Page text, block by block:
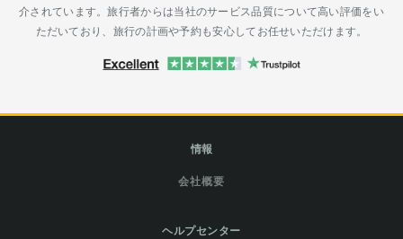
介されています。旅行者からは当社のサービス品質について高い評価をい
ただいており、旅行の計画や予約も安心してお任せいただけます。
情報
会社概要
ヘルプセンター